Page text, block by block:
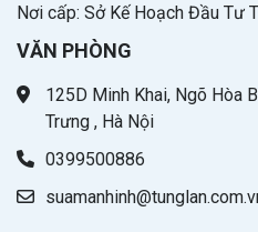
Nơi cấp: Sở Kế Hoạch Đầu Tư
VĂN PHÒNG
125D Minh Khai, Ngõ Hòa
Trưng , Hà Nội
0399500886